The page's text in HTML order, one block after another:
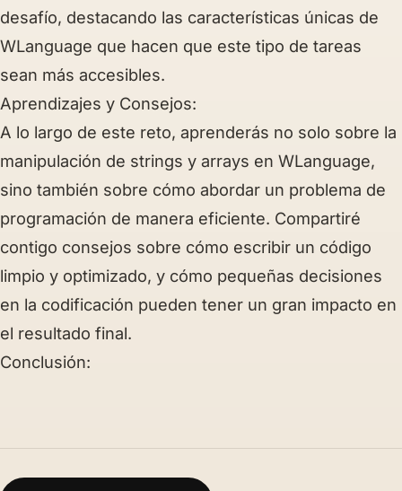
desafío, destacando las características únicas de
WLanguage que hacen que este tipo de tareas
sean más accesibles.
Aprendizajes y Consejos:
A lo largo de este reto, aprenderás no solo sobre la
manipulación de strings y arrays en WLanguage,
sino también sobre cómo abordar un problema de
programación de manera eficiente. Compartiré
contigo consejos sobre cómo escribir un código
limpio y optimizado, y cómo pequeñas decisiones
en la codificación pueden tener un gran impacto en
el resultado final.
Conclusión: